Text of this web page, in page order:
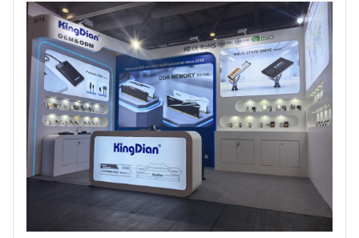
محركات أقراص SSD الاستهلاكية عالية الأداء ووحدات ذاكرة
DDR5 - مما جذب الاهتم...